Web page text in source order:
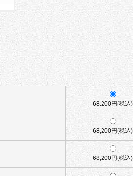
68,200円(税込)
68,200円(税込)
68,200円(税込)